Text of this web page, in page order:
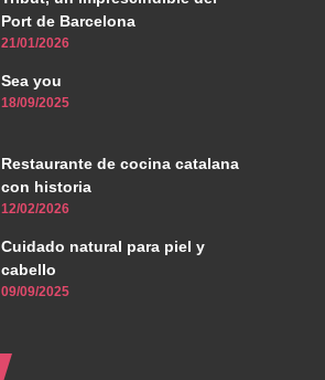
Port de Barcelona
21/01/2026
Sea you
18/09/2025
Restaurante de cocina catalana
con historia
12/02/2026
Cuidado natural para piel y
cabello
09/09/2025